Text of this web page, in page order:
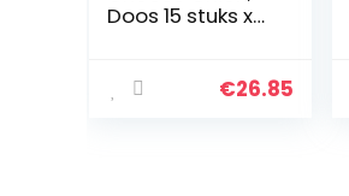
Doos 15 stuks x
€26.85